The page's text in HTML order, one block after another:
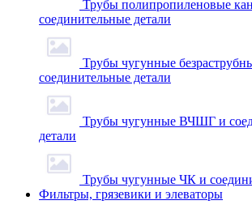
Трубы полипропиленовые
соединительные детали
Трубы чугунные
соединительные детали
Трубы чугунные ВЧШГ и
детали
Трубы чугунные ЧК и
Фильтры, грязевики и элеваторы